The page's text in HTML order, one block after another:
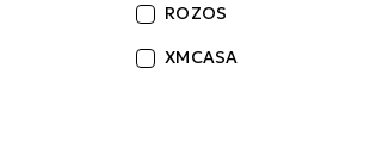
ROZOS
XMCASA